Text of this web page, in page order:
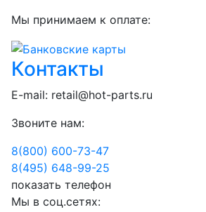
Мы принимаем к оплате:
Контакты
E-mail: retail@hot-parts.ru
Звоните нам:
8(800) 600-73-47
8(495) 648-99-25
показать телефон
Мы в соц.сетях: